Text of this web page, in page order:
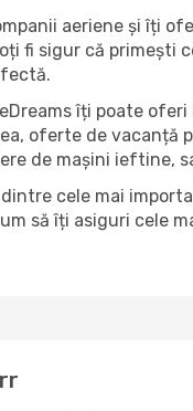
aeriene și îți
fi sigur că primești
îți poate
oferte de vacanță
de mașini ieftine,
cele mai
să îți asiguri cele